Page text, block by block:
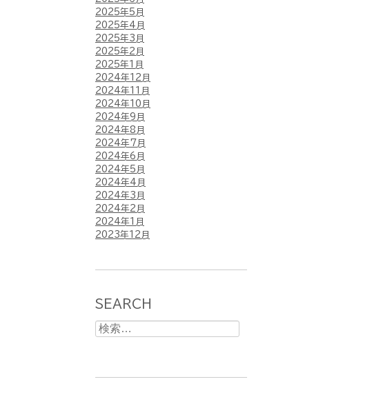
2025年5月
2025年4月
2025年3月
2025年2月
2025年1月
2024年12月
2024年11月
2024年10月
2024年9月
2024年8月
2024年7月
2024年6月
2024年5月
2024年4月
2024年3月
2024年2月
2024年1月
2023年12月
SEARCH
検
索: